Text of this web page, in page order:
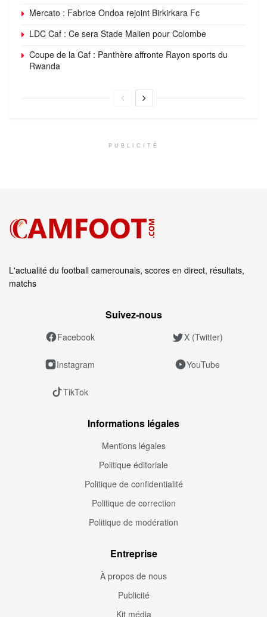
Mercato : Fabrice Ondoa rejoint Birkirkara Fc
LDC Caf : Ce sera Stade Malien pour Colombe
Coupe de la Caf : Panthère affronte Rayon sports du
Rwanda
PUBLICITÉ
L'actualité du football camerounais, scores en direct, résultats,
matchs
Suivez‑nous
Facebook X (Twitter)
Instagram YouTube
TikTok
Informations légales
Mentions légales
Politique éditoriale
Politique de confidentialité
Politique de correction
Politique de modération
Entreprise
À propos de nous
Publicité
Kit média